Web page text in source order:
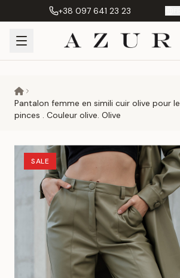
+38 097 641 23 23
Pantalon femme en simili cuir olive pour
pinces . Couleur olive. Olive
SALE